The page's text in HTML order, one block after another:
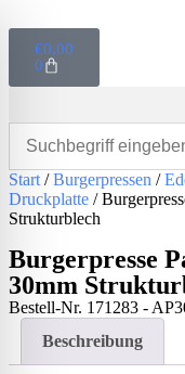
€0,00
0
Start /Burgerpressen /
Druckplatte /
Strukturblech
Burgerpresse
30mm
Bestell-Nr. 171283 -
Beschreibung